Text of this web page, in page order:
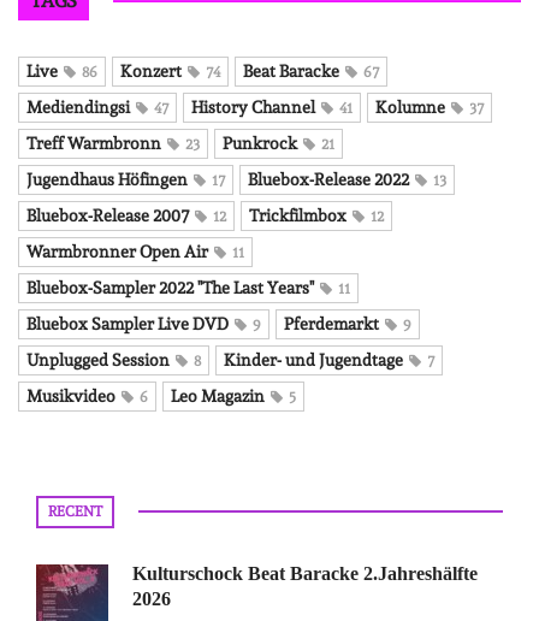
Live 86 Konzert 74 Beat Baracke 67
Mediendingsi 47 History Channel 41 Kolumne 37
Treff Warmbronn 23 Punkrock 21
Jugendhaus Höfingen 17 Bluebox-Release 2022 13
Bluebox-Release 2007 12 Trickfilmbox 12
Warmbronner Open Air 11
Bluebox-Sampler 2022 "The Last Years" 11
Bluebox Sampler Live DVD 9 Pferdemarkt 9
Unplugged Session 8 Kinder- und Jugendtage 7
Musikvideo 6 Leo Magazin 5
RECENT
Kulturschock Beat Baracke 2.Jahreshälfte
2026